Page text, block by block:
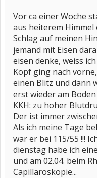
Vor ca einer Woche
aus heiterem
Schlag auf meinen
jemand mit Eisen
eisen denke, weiss
Kopf ging nach
einen Blitz und dann
erst wieder am
KKH: zu hoher
Der ist immer
Als ich meine Tage
war er bei 115/55 !!!
dienstag habe ich
und am 02.04. beim
Capillaroskopie...